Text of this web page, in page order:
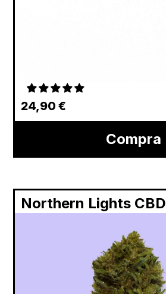
24,90€
Compra
Northern Lights CBD